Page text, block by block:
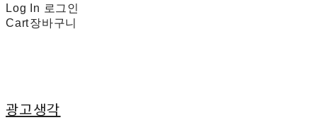
Log In 로그인
Cart장바구니
광고생각